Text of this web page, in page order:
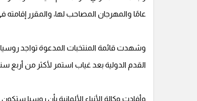
عامًا والمهرجان المصاحب لها، والمقرر إقامته في أذربيجان
وشهدت قائمة المنتخبات المدعوة تواجد
القدم الدولية بعد غياب استمر لأكثر من أربع
وأفادت وكالة الأنباء الألمانية بأن روسيا